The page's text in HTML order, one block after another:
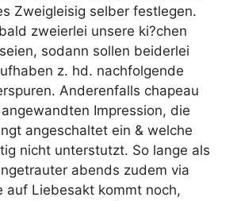
Zweigleisig selber festlegen.
zweierlei unsere ki?chen
sodann sollen beiderlei
z. hd. nachfolgende
Anderenfalls chapeau
Impression, die
angeschaltet ein & welche
nicht unterstutzt. So lange als
abends zudem via
auf Liebesakt kommt noch,